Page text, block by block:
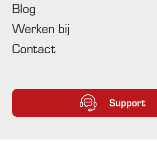
Blog
Werken bij
Contact
Support
Einde Windows 10… Of